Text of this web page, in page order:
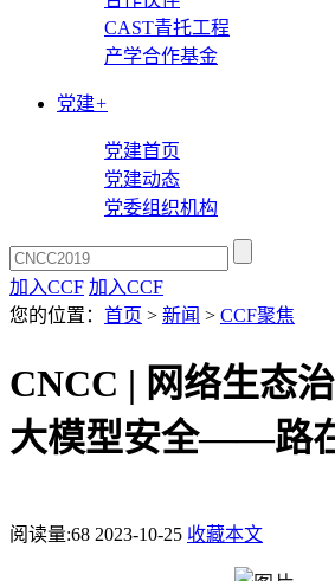
CAST青托工程
产学合作基金
党建+
党建首页
党建动态
党委组织机构
加入CCF 加入CCF
您的位置： 首页 > 新闻 > CCF聚焦
CNCC | 网络生态治
大模型安全——路
阅读量:68 2023-10-25 收藏本文